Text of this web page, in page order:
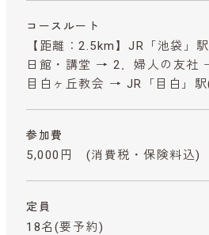
コースルート
【距離：2.5km】JR「池袋」
日館・講堂 → 2．婦人の友社
目白ヶ丘教会 → JR「目白」
参加費
5,000円 (消費税・保険料込)
定員
18名(要予約)